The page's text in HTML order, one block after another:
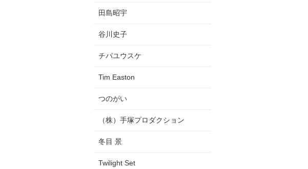
田島昭宇
谷川史子
チバユウスケ
Tim Easton
つのがい
（株）手塚プロダクション
冬目 景
Twilight Set